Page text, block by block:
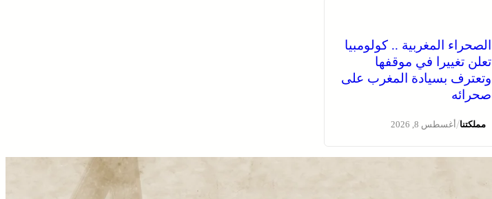
الصحراء المغربية .. كولومبيا
تعلن تغييرا في موقفها
وتعترف بسيادة المغرب على
صحرائه
مملكتنا/أغسطس 8, 2026